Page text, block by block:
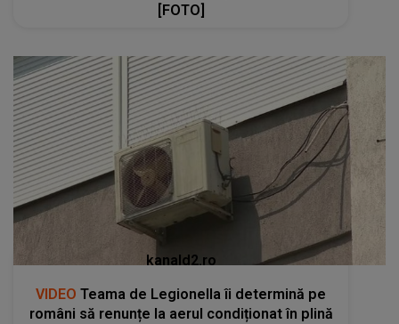
[FOTO]
kanald2.ro
VIDEO Teama de Legionella îi determină pe
români să renunțe la aerul condiționat în plină